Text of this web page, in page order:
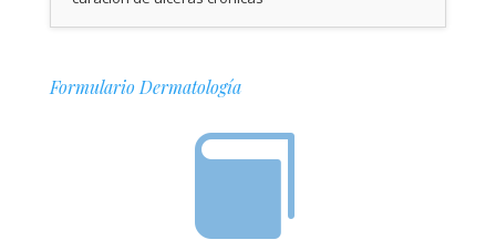
Formulario Dermatología
